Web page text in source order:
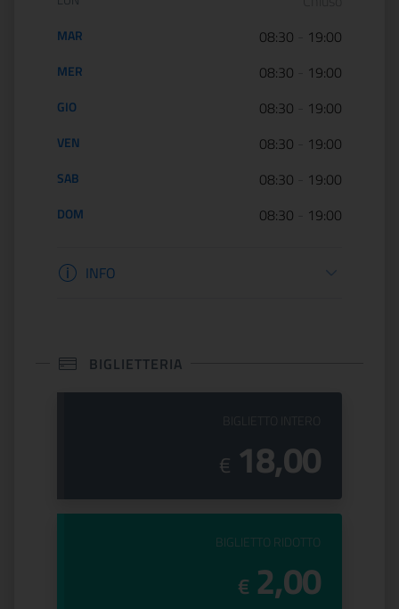
MAR 08:30 19:00
MER 08:30 19:00
GIO 08:30 19:00
VEN 08:30 19:00
SAB 08:30 19:00
DOM 08:30 19:00
Informazioni apertura
INFO
BIGLIETTERIA
€ 18,00
PREZZO DEL
BIGLIETTO RIDOTTO
€ 2,00